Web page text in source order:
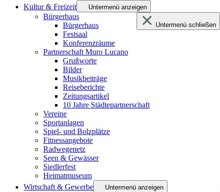
Kultur & Freizeit
Untermenü anzeigen
Untermenü schließen
Bürgerhaus
Bürgerhaus
Festsaal
Konferenzräume
Partnerschaft Muro Lucano
Grußworte
Bilder
Musikbeiträge
Reiseberichte
Zeitungsartikel
10 Jahre Städtepartnerschaft
Vereine
Sportanlagen
Spiel- und Bolzplätze
Fitnessangebote
Radwegenetz
Seen & Gewässer
Siedlerfest
Heimatmuseum
Wirtschaft & Gewerbe
Untermenü anzeigen